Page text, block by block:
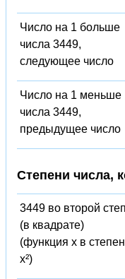
Число на 1 больше
числа 3449,
следующее число
Число на 1 меньше
числа 3449,
предыдущее число
Степени числа,
3449 во второй
(в квадрате)
(функция x в
x²)